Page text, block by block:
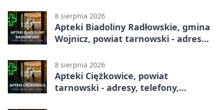
8 sierpnia 2026
Apteki Biadoliny Radłowskie, gmina
Wojnicz, powiat tarnowski - adresy,
8 sierpnia 2026
Apteki Ciężkowice, powiat
tarnowski - adresy, telefony,